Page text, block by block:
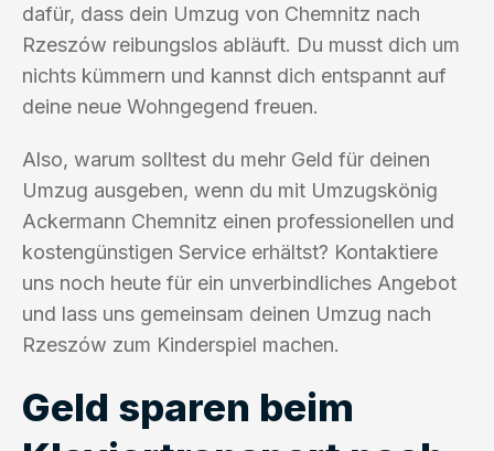
dafür, dass dein Umzug von Chemnitz nach
Rzeszów reibungslos abläuft. Du musst dich um
nichts kümmern und kannst dich entspannt auf
deine neue Wohngegend freuen.
Also, warum solltest du mehr Geld für deinen
Umzug ausgeben, wenn du mit Umzugskönig
Ackermann Chemnitz einen professionellen und
kostengünstigen Service erhältst? Kontaktiere
uns noch heute für ein unverbindliches Angebot
und lass uns gemeinsam deinen Umzug nach
Rzeszów zum Kinderspiel machen.
Geld sparen beim